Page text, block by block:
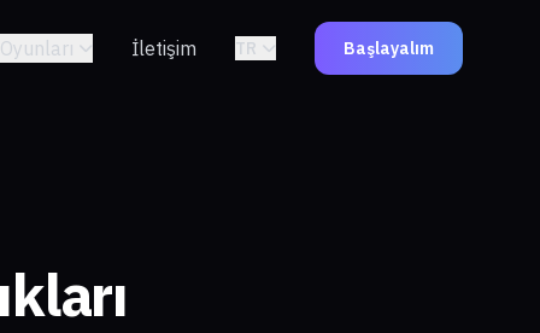
İletişim TR Başlayalım